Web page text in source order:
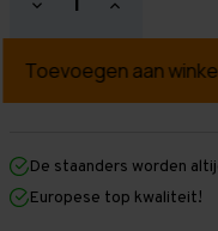
Hoeveelheid
verlagen
Grootvakstelling
mm
mm
x
1.200
Hoeveelheid
verhogen
mm
mm
1.200
De staanders worden
Europese top kwaliteit!